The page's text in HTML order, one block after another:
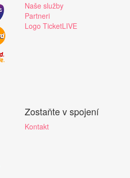
Naše služby
Partneri
Logo TicketLIVE
Zostaňte v spojení
Kontakt